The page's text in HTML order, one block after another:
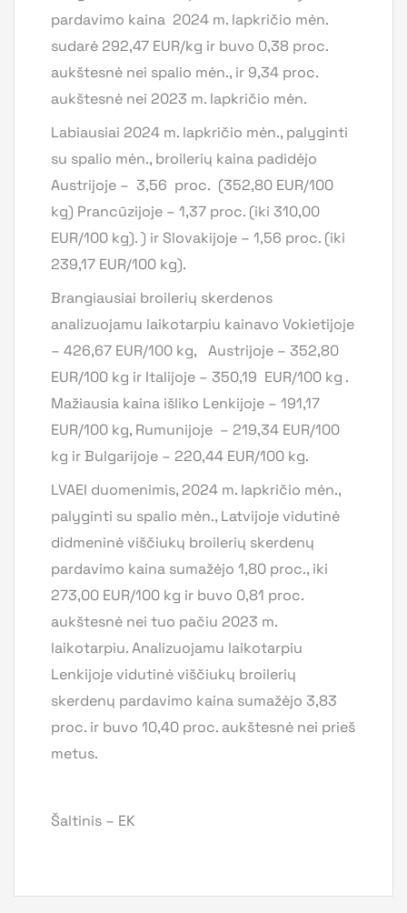
pardavimo kaina 2024 m. lapkričio mėn.
sudarė 292,47 EUR/kg ir buvo 0,38 proc.
aukštesnė nei spalio mėn., ir 9,34 proc.
aukštesnė nei 2023 m. lapkričio mėn.
Labiausiai 2024 m. lapkričio mėn., palyginti
su spalio mėn., broilerių kaina padidėjo
Austrijoje – 3,56 proc. (352,80 EUR/100
kg) Prancūzijoje – 1,37 proc. (iki 310,00
EUR/100 kg). ) ir Slovakijoje – 1,56 proc. (iki
239,17 EUR/100 kg).
Brangiausiai broilerių skerdenos
analizuojamu laikotarpiu kainavo Vokietijoje
– 426,67 EUR/100 kg, Austrijoje – 352,80
EUR/100 kg ir Italijoje – 350,19 EUR/100 kg .
Mažiausia kaina išliko Lenkijoje – 191,17
EUR/100 kg, Rumunijoje – 219,34 EUR/100
kg ir Bulgarijoje – 220,44 EUR/100 kg.
LVAEI duomenimis, 2024 m. lapkričio mėn.,
palyginti su spalio mėn., Latvijoje vidutinė
didmeninė viščiukų broilerių skerdenų
pardavimo kaina sumažėjo 1,80 proc., iki
273,00 EUR/100 kg ir buvo 0,81 proc.
aukštesnė nei tuo pačiu 2023 m.
laikotarpiu. Analizuojamu laikotarpiu
Lenkijoje vidutinė viščiukų broilerių
skerdenų pardavimo kaina sumažėjo 3,83
proc. ir buvo 10,40 proc. aukštesnė nei prieš
metus.
Šaltinis – EK